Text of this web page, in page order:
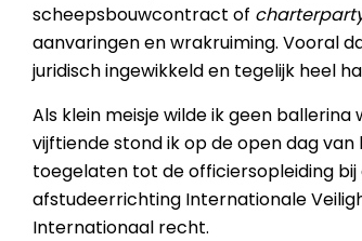
scheepsbouwcontract of
aanvaringen en wrakruiming. Vooral
juridisch ingewikkeld en tegelijk heel
Als klein meisje wilde ik geen
vijftiende stond ik op de open dag
toegelaten tot de officiersopleiding bij
afstudeerrichting Internationale
Internationaal recht.